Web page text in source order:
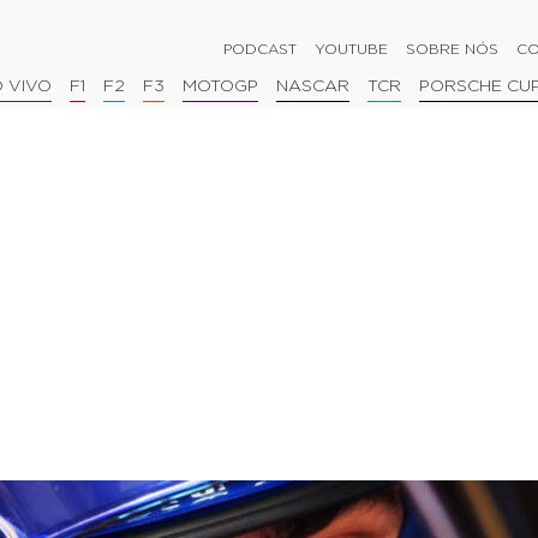
PODCAST YOUTUBE SOBRE NÓS
VIVO F1 F2 F3 MOTOGP NASCAR TCR PORSCHE